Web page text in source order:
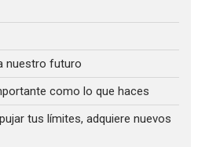
nuestro futuro
como lo que haces
tus límites, adquiere nuevos